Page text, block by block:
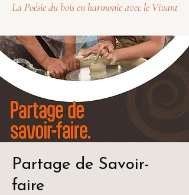
La Poésie du bois en harmonie avec le Vivant
Partage de Savoir-
faire